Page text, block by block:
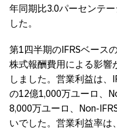
年同期比3.0パーセンテ
した。
第1四半期のIFRSベース
株式報酬費用による影響
しました。営業利益は、
の12億1,000万ユーロ、
8,000万ユーロ、Non-
いでした。営業利益率は